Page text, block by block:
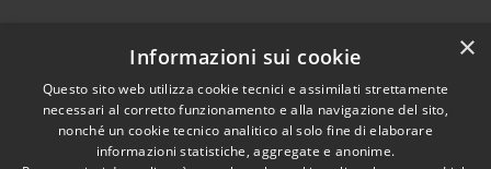
Accessibility
Privacy
Cookie
Copyright © 2025
Autorità di
Sistema Portuale
del Mare Adriatico
×
Informazioni sui cookie
Questo sito web utilizza cookie tecnici e assimilati strettamente
necessari al corretto funzionamento e alla navigazione del sito,
nonché un cookie tecnico analitico al solo fine di elaborare
informazioni statistiche, aggregate e anonime.